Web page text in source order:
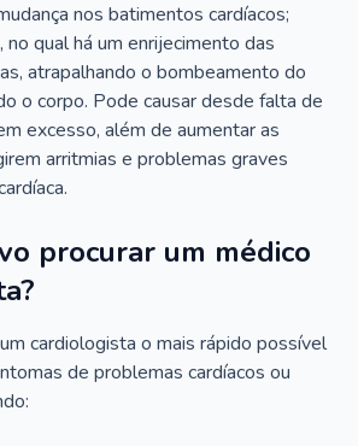
nos batimentos cardíacos;
no qual há um enrijecimento das
atrapalhando o bombeamento do
o corpo. Pode causar desde falta de
excesso, além de aumentar as
arritmias e problemas graves
procurar um médico
cardiologista o mais rápido possível
de problemas cardíacos ou